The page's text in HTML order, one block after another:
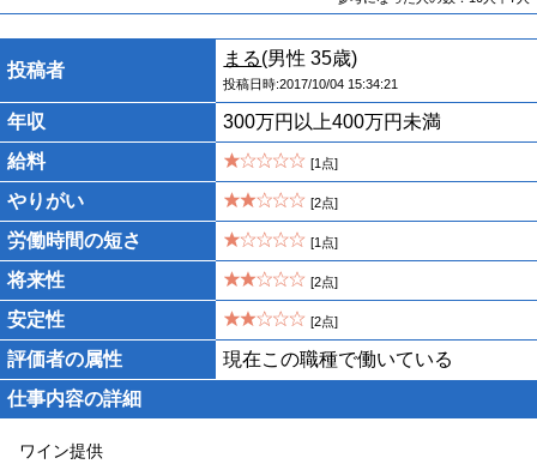
投稿者
まる(男性 35歳)
投稿日時:2017/10/04 15:34:21
年収
300万円以上400万円未満
給料
[1点]
やりがい [2点]
労働時間の短さ [1点]
将来性 [2点]
安定性 [2点]
評価者の属性
現在この職種で働いている
仕事内容の詳細
ワイン提供